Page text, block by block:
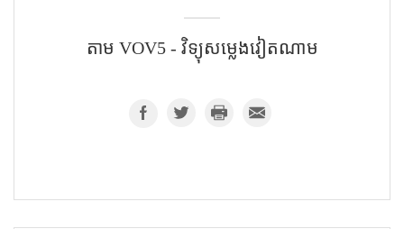
តាម​ VOV5 - វិទ្យុសម្លេងវៀតណាម